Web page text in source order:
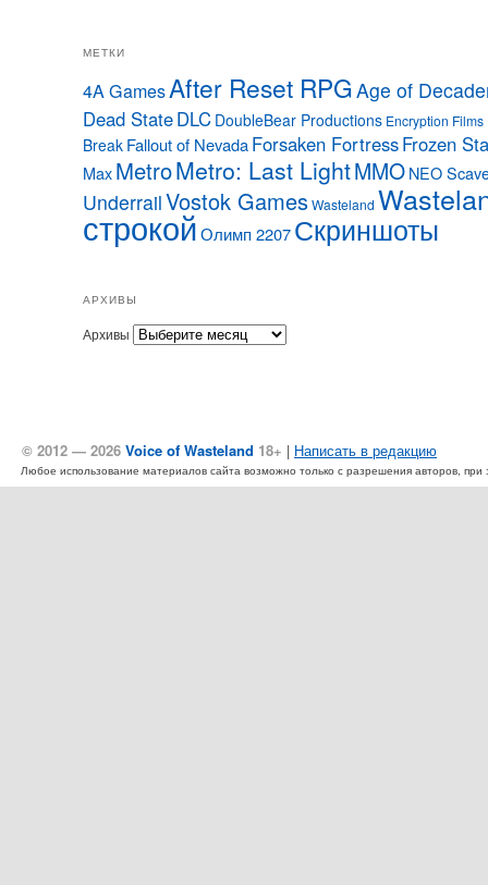
МЕТКИ
4A GamesAfter Reset RPGAge of
Dead StateDLC DoubleBear Productions Encryption Films
Break Fallout of NevadaForsaken FortressFrozen
MaxMetroMetro: Last LightMMONEO
UnderrailVostok GamesWasteland
строкойОлимп 2207Скриншоты
АРХИВЫ
Архивы
© 2012 — 2026 Voice of Wasteland 18+ | Написать в редакцию
Любое использование материалов сайта возможно только с разрешения авторов,